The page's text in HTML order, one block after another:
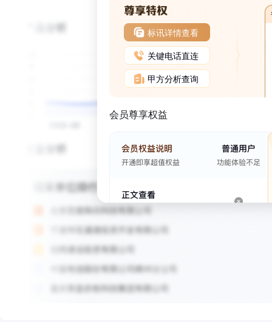
标讯详情查看
关键电话直连
甲方分析查询
会员尊享权益